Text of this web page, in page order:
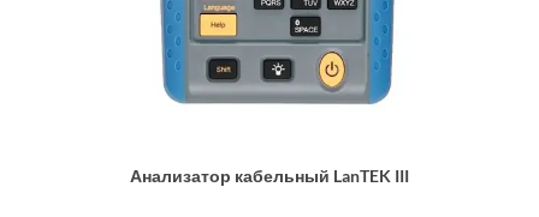
Анализатор кабельный LanTEK III